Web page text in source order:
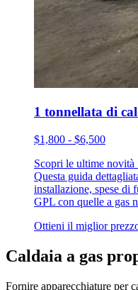
1 tonnellata di
$1,800 - $6,500
Scopri le ultime novità
Questa guida
installazione, spese di
GPL con quelle a gas
Ottieni il miglior
Caldaia a gas
Fornire apparecchiature per